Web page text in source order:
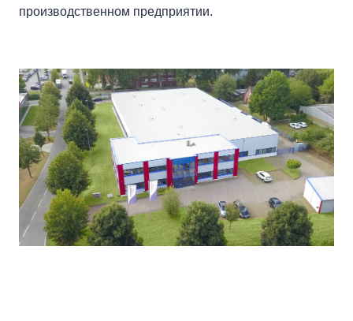
производственном предприятии.